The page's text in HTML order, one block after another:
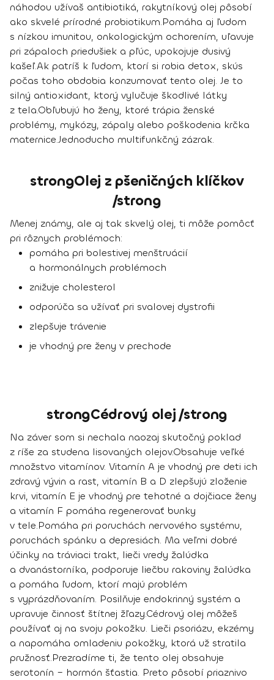
náhodou užívaš antibiotiká, rakytníkový olej pôsobí
ako skvelé prírodné probiotikum.Pomáha aj ľudom
s nízkou imunitou, onkologickým ochorením, uľavuje
pri zápaloch priedušiek a pľúc, upokojuje dusivý
kašeľ.Ak patríš k ľudom, ktorí si robia detox, skús
počas toho obdobia konzumovať tento olej. Je to
silný antioxidant, ktorý vylučuje škodlivé látky
z tela.Obľubujú ho ženy, ktoré trápia ženské
problémy, mykózy, zápaly alebo poškodenia krčka
maternice.Jednoducho multifunkčný zázrak.
strongOlej z pšeničných klíčkov
/strong
Menej známy, ale aj tak skvelý olej, ti môže pomôcť
pri rôznych problémoch:
pomáha pri bolestivej menštruácií
a hormonálnych problémoch
znižuje cholesterol
odporúča sa užívať pri svalovej dystrofii
zlepšuje trávenie
je vhodný pre ženy v prechode
strongCédrový olej /strong
Na záver som si nechala naozaj skutočný poklad
z ríše za studena lisovaných olejov.Obsahuje veľké
množstvo vitamínov. Vitamín A je vhodný pre deti ich
zdravý vývin a rast, vitamín B a D zlepšujú zloženie
krvi, vitamín E je vhodný pre tehotné a dojčiace ženy
a vitamín F pomáha regenerovať bunky
v tele.Pomáha pri poruchách nervového systému,
poruchách spánku a depresiách. Ma veľmi dobré
účinky na tráviaci trakt, lieči vredy žalúdka
a dvanástorníka, podporuje liečbu rakoviny žalúdka
a pomáha ľudom, ktorí majú problém
s vyprázdňovaním. Posilňuje endokrinný systém a
upravuje činnosť štítnej žľazy.Cédrový olej môžeš
používať aj na svoju pokožku. Lieči psoriázu, ekzémy
a napomáha omladeniu pokožky, ktorá už stratila
pružnosť.Prezradíme ti, že tento olej obsahuje
serotonín – hormón šťastia. Preto pôsobí priaznivo